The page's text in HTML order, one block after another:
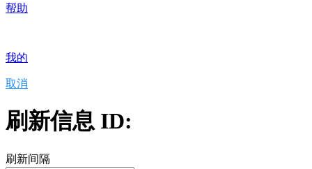
帮助
我的
取消
刷新信息 ID:
刷新间隔